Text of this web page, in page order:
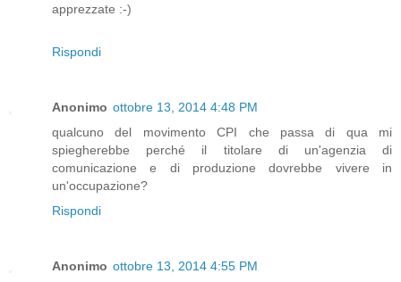
apprezzate :-)
Rispondi
Anonimo ottobre 13, 2014 4:48 PM
qualcuno del movimento CPI che passa di qua mi
spiegherebbe perché il titolare di un'agenzia di
comunicazione e di produzione dovrebbe vivere in
un'occupazione?
Rispondi
Anonimo ottobre 13, 2014 4:55 PM